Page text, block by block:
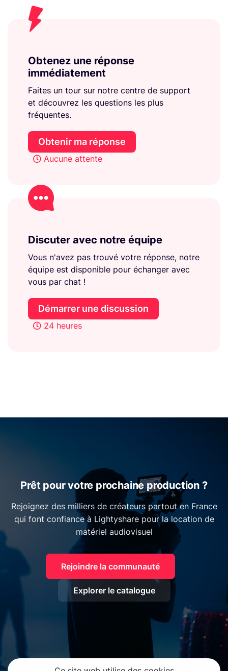
Obtenez une réponse
immédiatement
Faites un tour sur notre centre de support
et découvrez les questions les plus
fréquentes.
Obtenir ma réponse
Aucune attente
Discuter avec notre équipe
Vous n'avez pas trouvé votre réponse, notre
équipe est disponible pour échanger avec
vous par chat !
Démarrer une discussion
24 heures
Prêt pour votre prochaine production ?
Rejoignez des milliers de créateurs partout en France
qui font confiance à Lightyshare pour la location de
matériel audiovisuel
Rejoindre la communauté
Explorer le catalogue